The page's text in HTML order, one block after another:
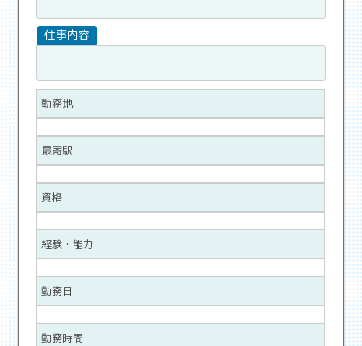
勤務地
最寄駅
資格
経験・能力
勤務日
勤務時間